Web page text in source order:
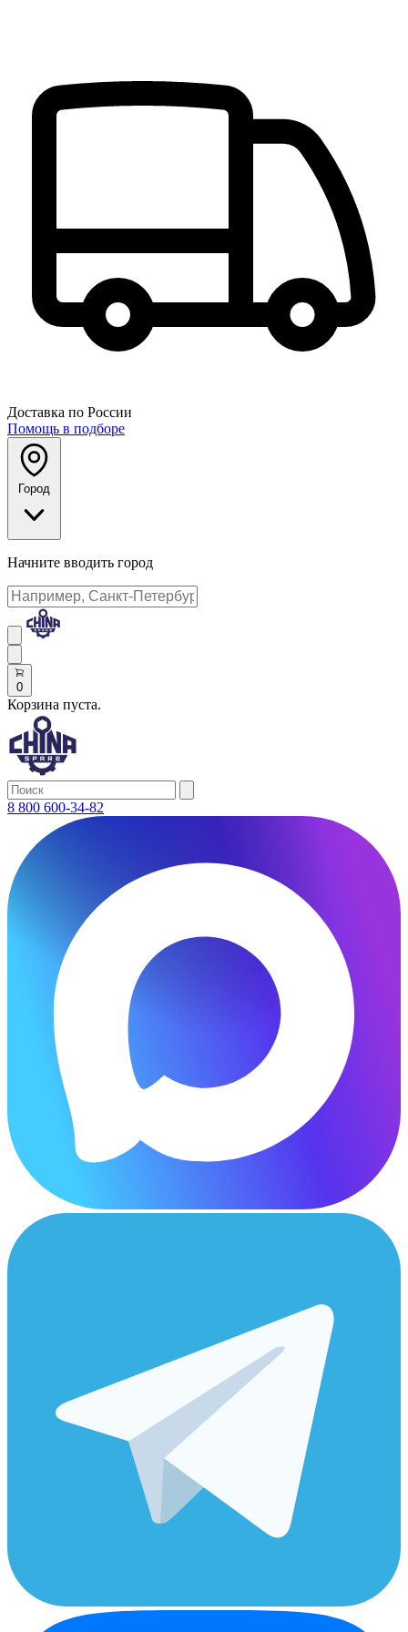
Доставка по России
Помощь в подборе
Город
Начните вводить город
0
Корзина пуста.
8 800 600-34-82